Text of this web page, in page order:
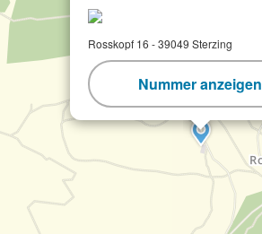
Rosskopf 16 - 39049 Sterzing
Nummer anzeigen